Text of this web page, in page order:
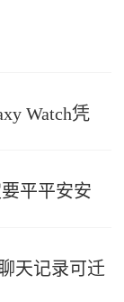
Watch凭
平平安安
天记录可迁